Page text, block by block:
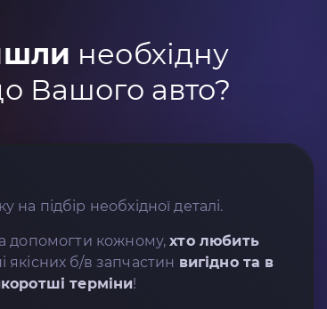
необхідну
Вашого авто?
на підбір необхідної деталі.
допомогти кожному,хто любить
б/в запчастин вигідно та в
терміни!